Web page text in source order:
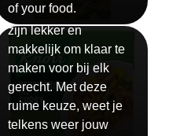
of your food.
Onze Knorr sauzen
zijn lekker en
makkelijk om klaar te
maken voor bij elk
gerecht. Met deze
ruime keuze, weet je
telkens weer jouw